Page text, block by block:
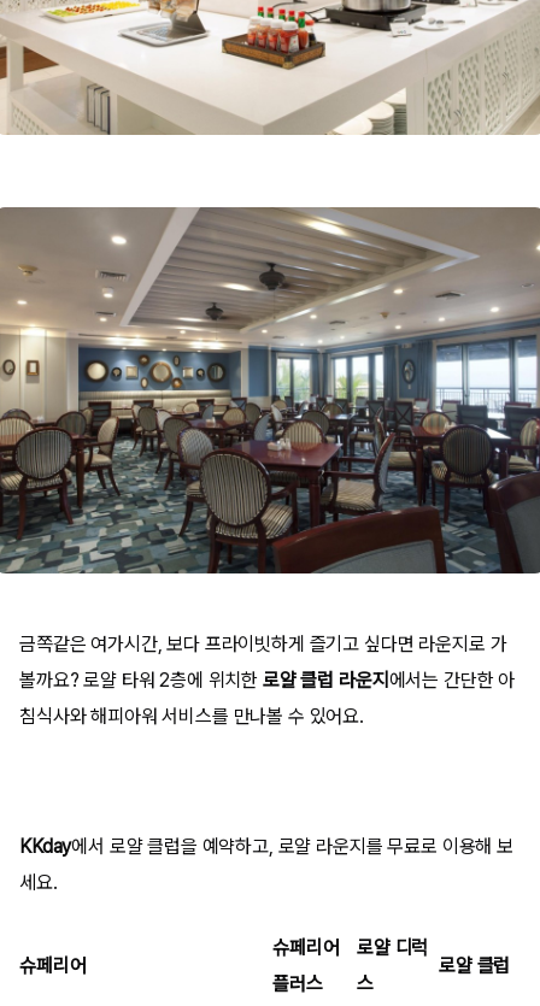
금쪽같은 여가시간, 보다 프라이빗하게 즐기고 싶다면 라운지로 가
볼까요? 로얄 타워 2층에 위치한 로얄 클럽 라운지 에서는 간단한 아
침식사와 해피아워 서비스를 만나볼 수 있어요.
KKday에서 로얄 클럽을 예약하고, 로얄 라운지를 무료로 이용해 보
세요.
슈페리어
슈페리어
플러스
로얄 디럭
스
로얄 클럽